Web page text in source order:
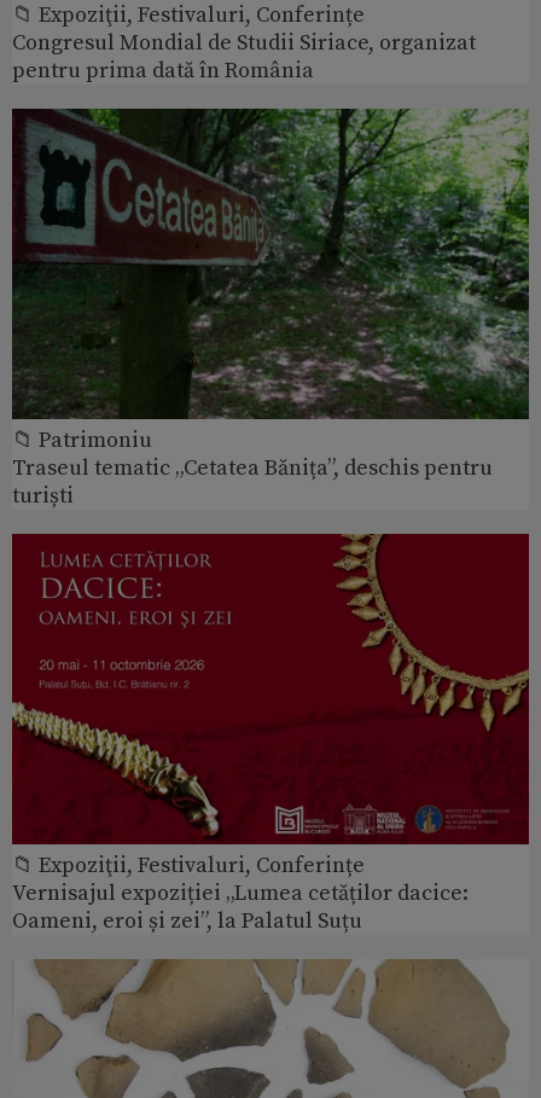
📁 Expoziţii, Festivaluri, Conferințe
Congresul Mondial de Studii Siriace, organizat
pentru prima dată în România
📁 Patrimoniu
Traseul tematic „Cetatea Bănița”, deschis pentru
turiști
📁 Expoziţii, Festivaluri, Conferințe
Vernisajul expoziției „Lumea cetăților dacice:
Oameni, eroi și zei”, la Palatul Suțu